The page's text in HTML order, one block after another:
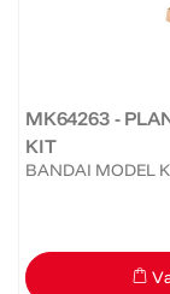
MK64263 -
KIT
BANDAI MODEL